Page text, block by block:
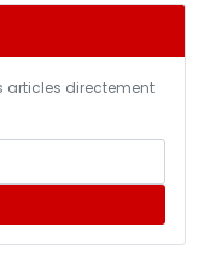
articles directement